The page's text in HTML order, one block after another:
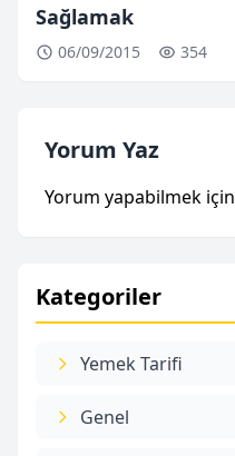
Kategoriler
Yemek Tarifi
Genel
Sağlamak
06/09/2015 354
Yorum Yaz
Yorum yapabilmek için